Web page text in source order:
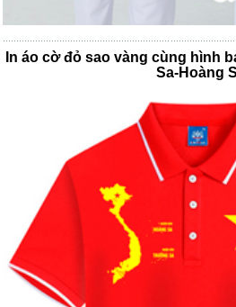
In áo cờ đỏ sao vàng cùng hình
Sa-Hoàng